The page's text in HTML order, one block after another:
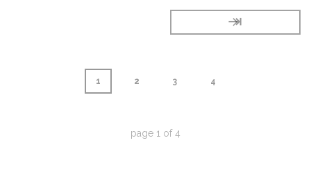
1 2 3 4
⇥
page 1 of4